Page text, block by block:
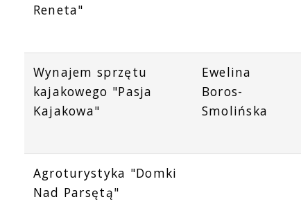
Reneta"
Wynajem sprzętu
kajakowego "Pasja
Kajakowa"
Ewelina
Boros-
Smolińska
Agroturystyka "Domki
Nad Parsętą"